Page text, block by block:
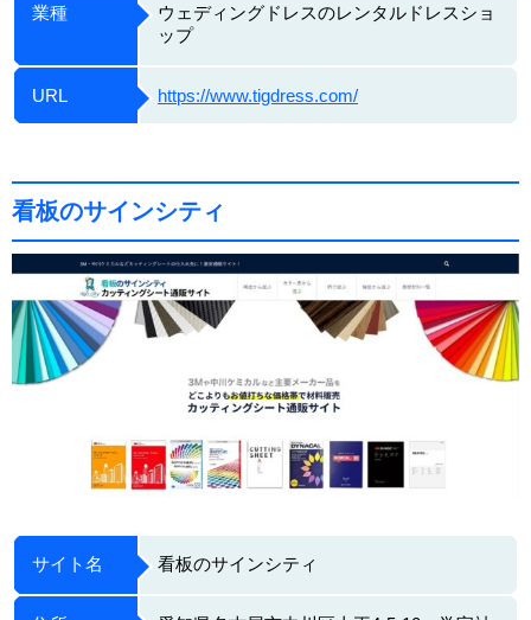
業種
ウェディングドレスのレンタルドレスショ
ップ
URL https://www.tigdress.com/
看板のサインシティ
サイト名 看板のサインシティ